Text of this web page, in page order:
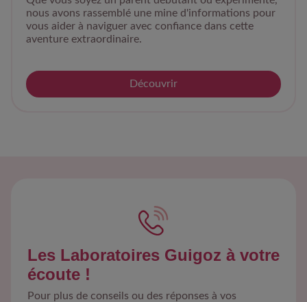
nous avons rassemblé une mine d'informations pour
vous aider à naviguer avec confiance dans cette
aventure extraordinaire.
Découvrir
Les Laboratoires Guigoz à votre
écoute !
Pour plus de conseils ou des réponses à vos